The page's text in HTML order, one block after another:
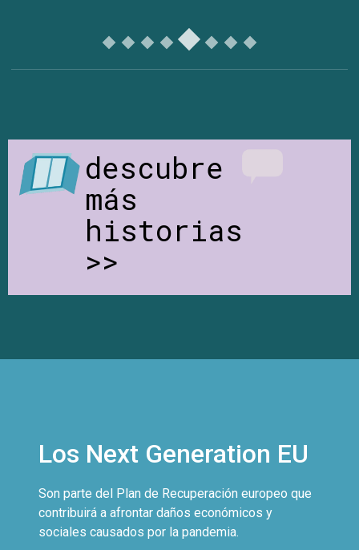
descubre
más
historias
>>
Los Next Generation EU
Son parte del Plan de Recuperación europeo que
contribuirá a afrontar daños económicos y
sociales causados por la pandemia.